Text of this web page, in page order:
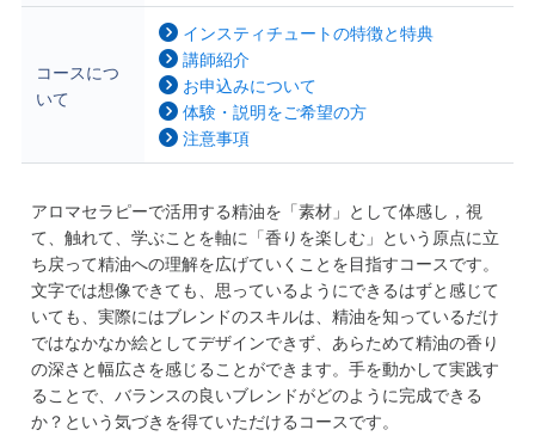
コースにつ
いて
インスティチュートの特徴と特典
講師紹介
お申込みについて
体験・説明をご希望の方
注意事項
アロマセラピーで活用する精油を「素材」として体感し，視
て、触れて、学ぶことを軸に「香りを楽しむ」という原点に立
ち戻って精油への理解を広げていくことを目指すコースです。
文字では想像できても、思っているようにできるはずと感じて
いても、実際にはブレンドのスキルは、精油を知っているだけ
ではなかなか絵としてデザインできず、あらためて精油の香り
の深さと幅広さを感じることができます。手を動かして実践す
ることで、バランスの良いブレンドがどのように完成できる
か？という気づきを得ていただけるコースです。